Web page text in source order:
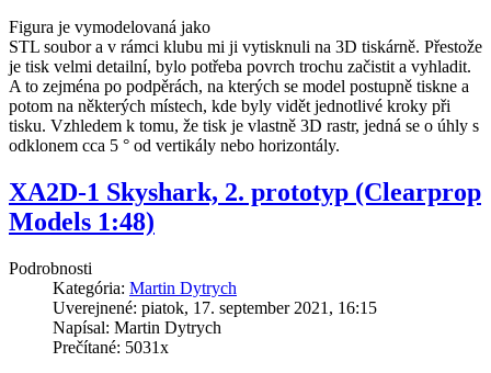
Figura je vymodelovaná jako
STL soubor a v rámci klubu mi ji vytisknuli na 3D tiskárně. Přestože
je tisk velmi detailní, bylo potřeba povrch trochu začistit a vyhladit.
A to zejména po podpěrách, na kterých se model postupně tiskne a
potom na některých místech, kde byly vidět jednotlivé kroky při
tisku. Vzhledem k tomu, že tisk je vlastně 3D rastr, jedná se o úhly s
odklonem cca 5 ° od vertikály nebo horizontály.
XA2D-1 Skyshark, 2. prototyp (Clearprop
Models 1:48)
Podrobnosti
Kategória: Martin Dytrych
Uverejnené: piatok, 17. september 2021, 16:15
Napísal: Martin Dytrych
Prečítané: 5031x